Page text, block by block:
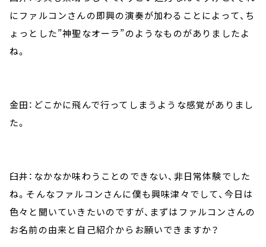
にファルコンさんの即興の演奏が加わることによって、ち
ょっとした”神聖なオーラ”のようなものがありましたよ
ね。
金田：どこかに飛んで行ってしまうような感覚がありまし
た。
臼井：なかなか味わうことのできない、非日常体験でした
ね。そんなファルコンさんに僕も興味津々でして、今日は
色々と聞いていきたいのですが、まずはファルコンさんの
お名前の由来と自己紹介からお願いできますか？